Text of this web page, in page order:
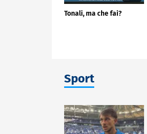
Tonali, ma che fai?
Sport